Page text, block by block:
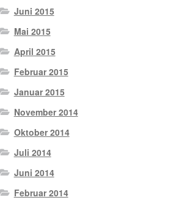
Juni 2015
Mai 2015
April 2015
Februar 2015
Januar 2015
November 2014
Oktober 2014
Juli 2014
Juni 2014
Februar 2014